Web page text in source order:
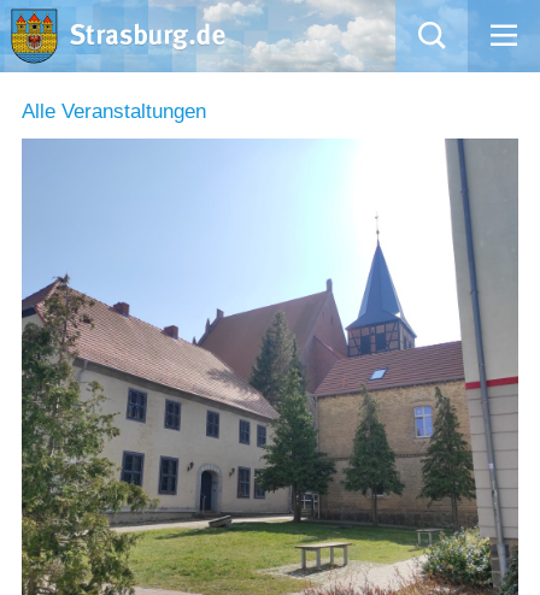
Mängelmeldung
Natur – Kultur – Tourismus
Wirtschaft
Kommentarrichtlinien und Netiquette für unsere Social Media-Kanäle
Willkommen in Strasburg (Uckermark)
Strasburger Ehrenamtspreis „SBG“
Alle Veranstaltungen